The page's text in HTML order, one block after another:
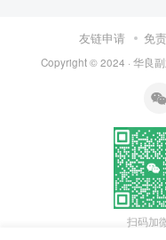
友链申请 免
Copyright © 2024 · 华良
扫码加